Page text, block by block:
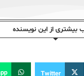
بیشتری از این نویسندە
Twitter